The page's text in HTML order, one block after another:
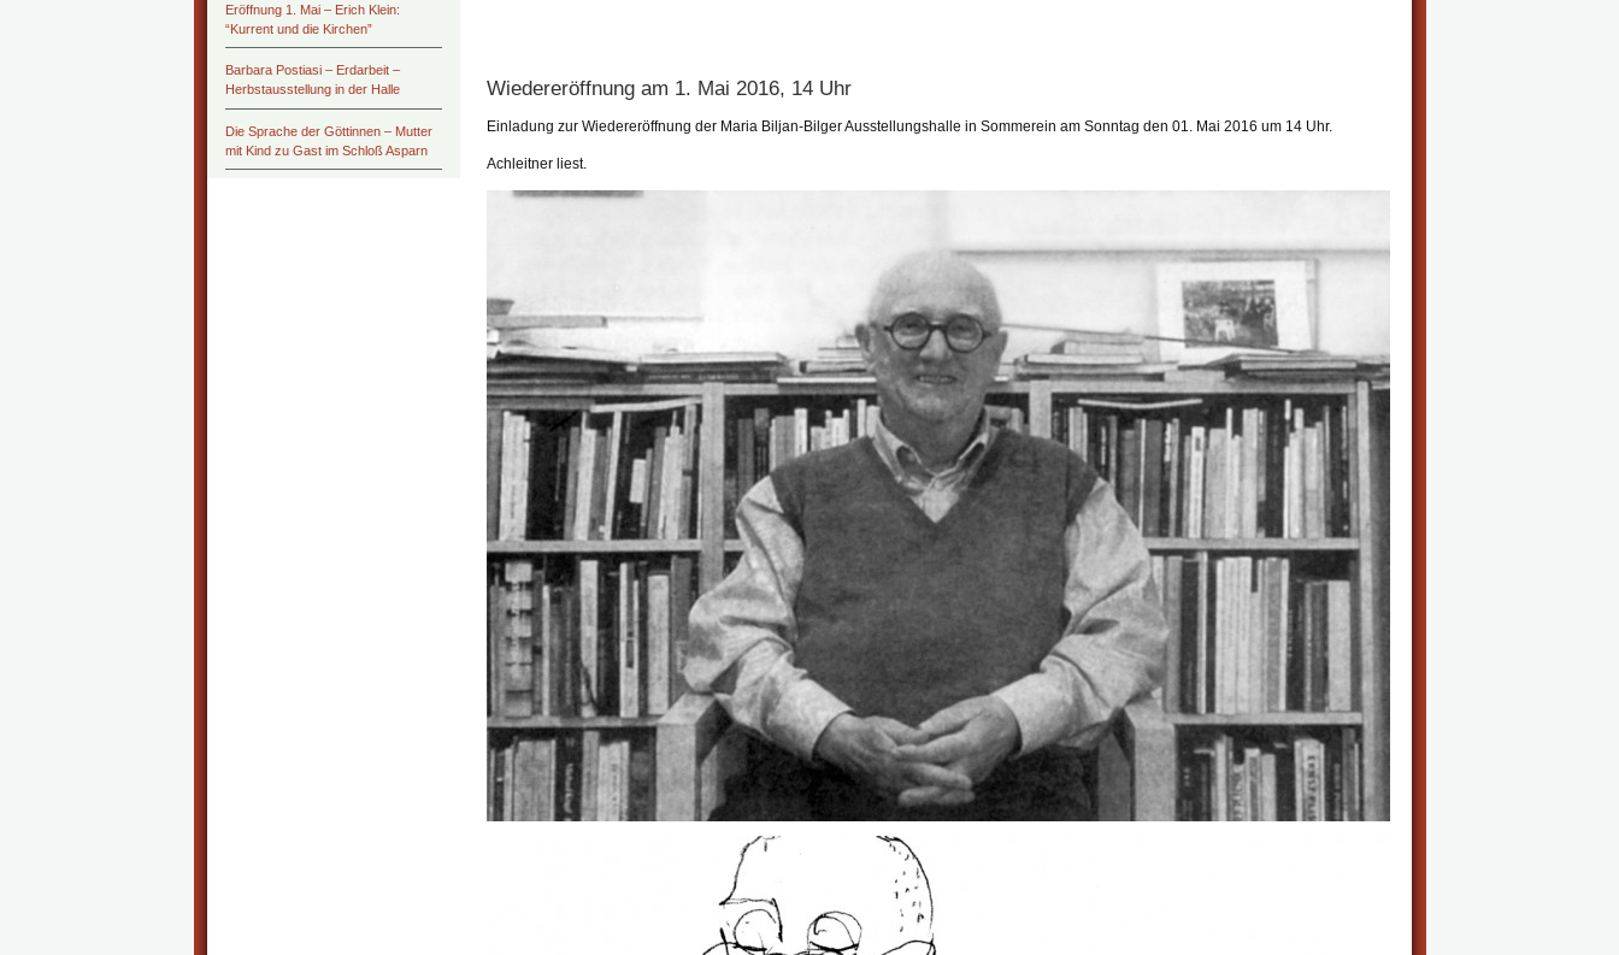
Wiedereröffnung am 1. Mai 2016, 14 Uhr
Einladung zur Wiedereröffnung der Maria Biljan-Bilger Ausstellungshalle in Sommerein am Sonntag den 01. Mai 2016 um 14 Uhr.
Achleitner liest.
Eröffnung 1. Mai – Erich Klein:
“Kurrent und die Kirchen”
Barbara Postiasi – Erdarbeit –
Herbstausstellung in der Halle
Die Sprache der Göttinnen – Mutter
mit Kind zu Gast im Schloß Asparn